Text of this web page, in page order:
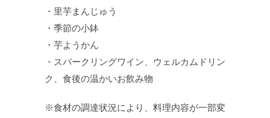
・里芋まんじゅう
・季節の小鉢
・芋ようかん
・スパークリングワイン、ウェルカムドリン
ク、食後の温かいお飲み物
※食材の調達状況により、料理内容が一部変